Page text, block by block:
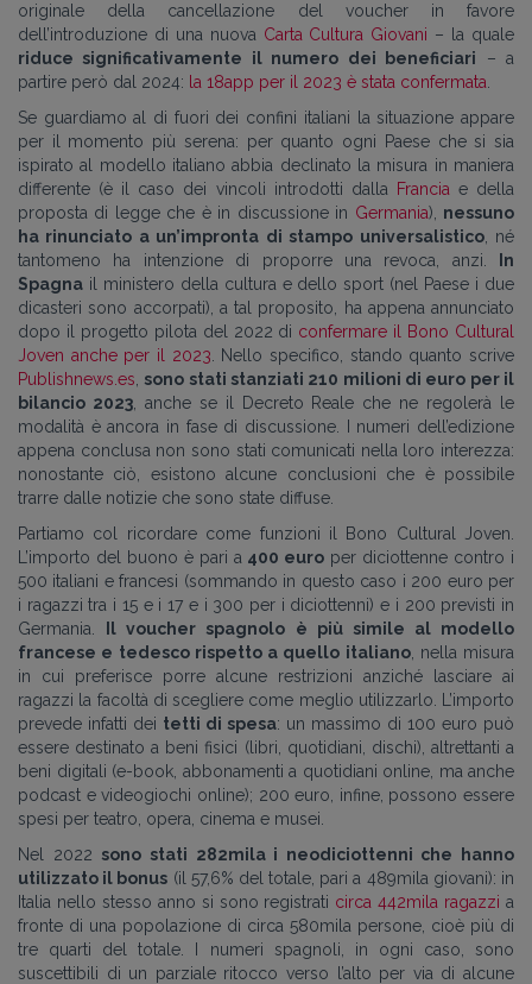
originale della cancellazione del voucher in favore
dell’introduzione di una nuova Carta Cultura Giovani – la quale
riduce significativamente il numero dei beneficiari – a
partire però dal 2024: la 18app per il 2023 è stata confermata
Se guardiamo al di fuori dei confini italiani la situazione appare
per il momento più serena: per quanto ogni Paese che si sia
ispirato al modello italiano abbia declinato la misura in maniera
differente (è il caso dei vincoli introdotti dalla
Francia e della
proposta di legge che è in discussione in Germania), nessuno
ha rinunciato a un’impronta di stampo universalistico, né
tantomeno ha intenzione di proporre una revoca, anzi.
In
Spagna il ministero della cultura e dello sport (nel Paese i due
dicasteri sono accorpati), a tal proposito, ha appena annunciato
dopo il progetto pilota del 2022 di confermare il Bono Cultural
Joven anche per il 2023 . Nello specifico, stando quanto scrive
Publishnews.es sono stati stanziati 210 milioni di euro per il
bilancio 2023, anche se il Decreto Reale che ne regolerà le
modalità è ancora in fase di discussione. I numeri dell’edizione
appena conclusa non sono stati comunicati nella loro interezza:
nonostante ciò, esistono alcune conclusioni che è possibile
trarre dalle notizie che sono state diffuse.
Partiamo col ricordare come funzioni il Bono Cultural Joven.
L’importo del buono è pari a 400 euro per diciottenne contro i
500 italiani e francesi (sommando in questo caso i 200 euro per
i ragazzi tra i 15 e i 17 e i 300 per i diciottenni) e i 200 previsti in
Germania.
Il voucher spagnolo è più simile al modello
francese e tedesco rispetto a quello italiano, nella misura
in cui preferisce porre alcune restrizioni anziché lasciare ai
ragazzi la facoltà di scegliere come meglio utilizzarlo. L’importo
prevede infatti dei tetti di spesa: un massimo di 100 euro può
essere destinato a beni fisici (libri, quotidiani, dischi), altrettanti a
beni digitali (e-book, abbonamenti a quotidiani online, ma anche
podcast e videogiochi online); 200 euro, infine, possono essere
spesi per teatro, opera, cinema e musei.
Nel 2022 sono stati 282mila i neodiciottenni che hanno
utilizzato il bonus (il 57,6% del totale, pari a 489mila giovani): in
Italia nello stesso anno si sono registrati circa 442mila ragazzi a
fronte di una popolazione di circa 580mila persone, cioè più di
tre quarti del totale. I numeri spagnoli, in ogni caso, sono
suscettibili di un parziale ritocco verso l’alto per via di alcune